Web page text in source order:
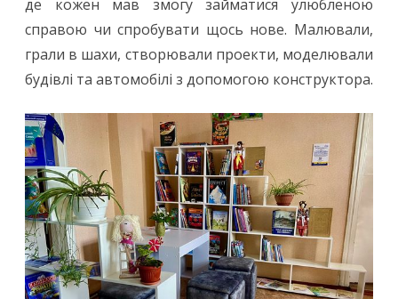
де кожен мав змогу займатися улюбленою
справою чи спробувати щось нове. Малювали,
грали в шахи, створювали проекти, моделювали
будівлі та автомобілі з допомогою конструктора.